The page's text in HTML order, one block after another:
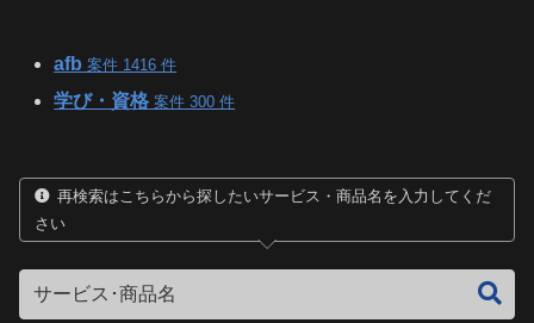
afb 案件 1416 件
学び・資格 案件 300 件
再検索はこちらから探したいサービス・商品名を入力してくだ
さい